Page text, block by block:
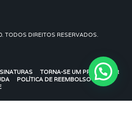
TODOS DIREITOS RESERVADOS.
TORNA-SE UM PROFESSOR
POLÍTICA DE REEMBOLSO